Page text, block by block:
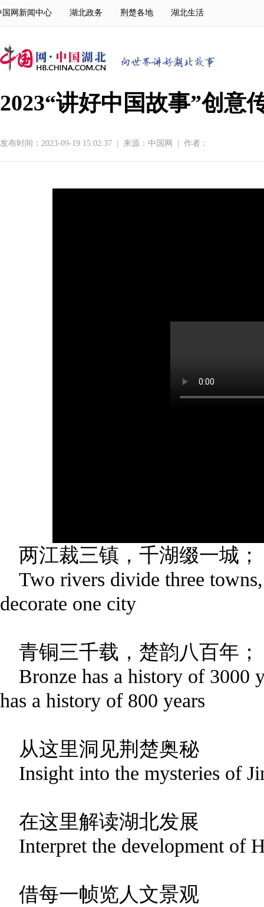
国网新闻中心 湖北政务 荆楚各地 湖北生活
2023“讲好中国故事”创意
发布时间：2023-09-19 15:02:37 来源： 中国网 作者：
两江裁三镇，千湖缀一城；
Two rivers divide three
decorate one city
青铜三千载，楚韵八百年；
Bronze has a history of 3000
has a history of 800 years
从这里洞见荆楚奥秘
Insight into the mysteries of
在这里解读湖北发展
Interpret the development of
借每一帧览人文景观